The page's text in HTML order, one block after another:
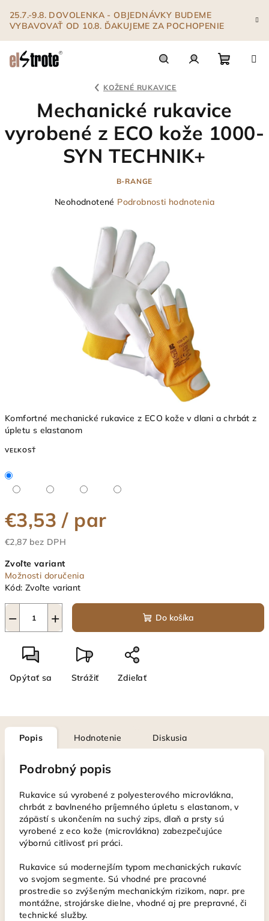
obsah
25.7.-9.8. DOVOLENKA - OBJEDNÁVKY BUDEME
VYBAVOVAŤ OD 10.8. ĎAKUJEME ZA POCHOPENIE
košík
KOŽENÉ RUKAVICE
Komfortné mechanické rukavice z ECO kože v dlani a chrbát z
úpletu s elastanom
VEĽKOSŤ
€3,53/ par
€2,87 bez DPH
cena:
Zvoľte variant
Možnosti doručenia
Kód: Zvoľte variant
+
− Do košíka
Opýtať sa Strážiť Zdieľať
Mechanické rukavice
vyrobené z ECO kože 1000-
SYN TECHNIK+
B-RANGE
Priemerné
5
hviezdičiek.
Neohodnotené Podrobnosti hodnotenia
Popis Hodnotenie Diskusia
Podrobný popis
Rukavice sú vyrobené z polyesterového microvlákna,
chrbát z bavlneného príjemného úpletu s elastanom, v
zápästí s ukončením na suchý zips, dlaň a prsty sú
vyrobené z eco kože (microvlákna) zabezpečujúce
výbornú citlivosť pri práci.
Rukavice sú modernejším typom mechanických rukavíc
vo svojom segmente. Sú vhodné pre pracovné
prostredie so zvýšeným mechanickým rizikom, napr. pre
montážne, strojárske dielne, vhodné aj pre prepravné, či
technické služby.